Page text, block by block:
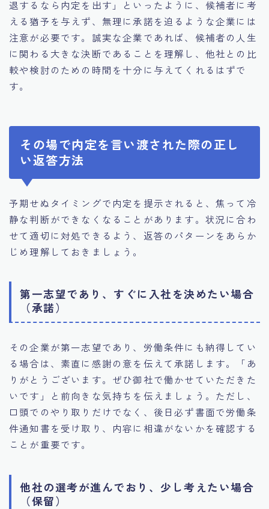
退するなら内定を出す」といったように、候補者に考
える猶予を与えず、無理に承諾を迫るような企業には
注意が必要です。誠実な企業であれば、候補者の人生
に関わる大きな決断であることを理解し、他社との比
較や検討のための時間を十分に与えてくれるはずで
す。
その場で内定を言い渡された際の正し
い返答方法
予期せぬタイミングで内定を提示されると、焦って冷
静な判断ができなくなることがあります。状況に合わ
せて適切に対処できるよう、返答のパターンをあらか
じめ理解しておきましょう。
第一志望であり、すぐに入社を決めたい場合
（承諾）
その企業が第一志望であり、労働条件にも納得してい
る場合は、素直に感謝の意を伝えて承諾します。「あ
りがとうございます。ぜひ御社で働かせていただきた
いです」と前向きな気持ちを伝えましょう。ただし、
口頭でのやり取りだけでなく、後日必ず書面で労働条
件通知書を受け取り、内容に相違がないかを確認する
ことが重要です。
他社の選考が進んでおり、少し考えたい場合
（保留）